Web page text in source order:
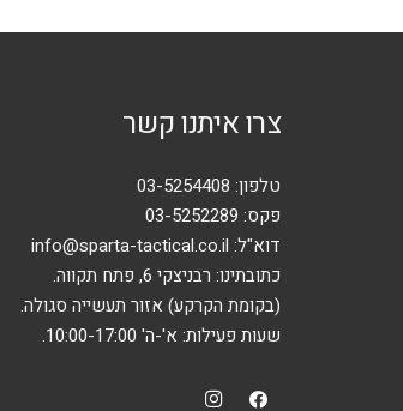
צרו איתנו קשר
טלפון: 03-5254408
פקס: 03-5252289
דוא"ל: info@sparta-tactical.co.il
כתובתינו: רבניצקי 6, פתח תקווה.
(בקומת הקרקע) אזור תעשייה סגולה.
שעות פעילות: א'-ה' 10:00-17:00.